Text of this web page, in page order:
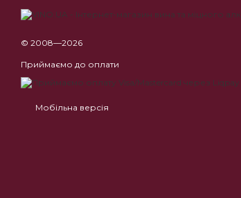
© 2008—2026
Приймаємо до оплати
Мобільна версія